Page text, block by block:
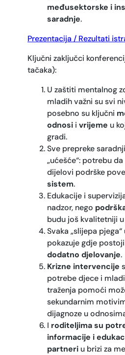
međusektorske i
saradnje.
Prezentacija / Rezultati
Ključni zaključci
tačaka):
U zaštiti mentalnog
mladih važni su svi
posebno su ključni
odnosi i vrijeme u
gradi.
Sve prepreke
„ućešće“: potrebu
dijelovi podrške
sistem.
Edukacije i
nadzor, nego
budu još kvalitetniji
Svaka „slijepa
pokazuje gdje postoji
dodatno djelovanje.
Krizne intervencije
potrebe djece i
traženja pomoći
sekundarnim
dijagnoze u
I roditeljima su
informacije i
partneri u brizi za